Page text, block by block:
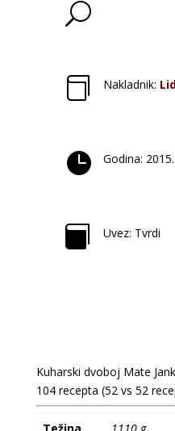
U
 Nakladnik:
 Godina: 2015.
 Uvez: Tvrdi
Kuharski dvoboj Mate
104 recepta (52 vs 52